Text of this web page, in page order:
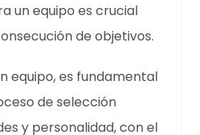
un equipo es crucial
de objetivos.
equipo, es fundamental
de selección
y personalidad, con el